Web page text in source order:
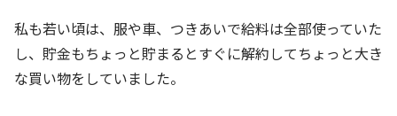
私も若い頃は、服や車、つきあいで給料は全部使っていた
し、貯金もちょっと貯まるとすぐに解約してちょっと大き
な買い物をしていました。